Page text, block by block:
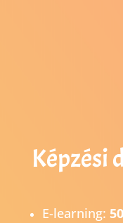
Képzési
E-learning: